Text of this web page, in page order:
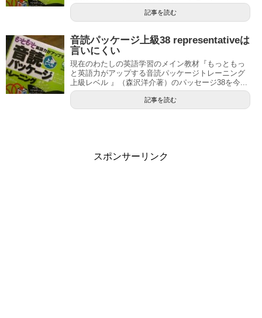
記事を読む
音読パッケージ上級38 representativeは
言いにくい
現在のわたしの英語学習のメイン教材『もっともっ
と英語力がアップする音読パッケージトレーニング
上級レベル 』（森沢洋介著）のパッセージ38を今...
記事を読む
スポンサーリンク